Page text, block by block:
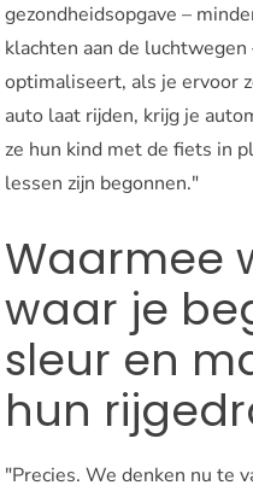
gezondheidsopgave –
klachten aan de
optimaliseert, als je ervoor
auto laat rijden, krijg je
ze hun kind met de fiets in
lessen zijn begonnen."
Waarmee
waar je
sleur en
hun
"Precies. We denken nu te